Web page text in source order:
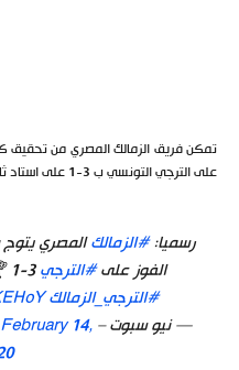
تمكن فريق الزمالك المصري من تحقيق
على الترجي التونسي ب 3-1 على استاد ثاني بن جاسم بنادي الغرافة في قطر.
رسميا:#الزمالكالمصري
الفوز على#الترجي3-1 🏆
#الترجي_الزمالك
— نيو سبوت – NewSpoots (@NewSpoots)February 14,